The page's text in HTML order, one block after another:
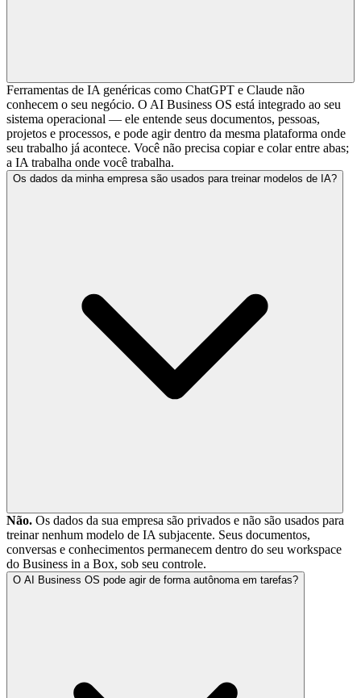
Ferramentas de IA genéricas como ChatGPT e Claude não
conhecem o seu negócio. O AI Business OS está integrado ao seu
sistema operacional — ele entende seus documentos, pessoas,
projetos e processos, e pode agir dentro da mesma plataforma onde
seu trabalho já acontece. Você não precisa copiar e colar entre abas;
a IA trabalha onde você trabalha.
Os dados da minha empresa são usados para treinar modelos de IA?
Não. Os dados da sua empresa são privados e não são usados para
treinar nenhum modelo de IA subjacente. Seus documentos,
conversas e conhecimentos permanecem dentro do seu workspace
do Business in a Box, sob seu controle.
O AI Business OS pode agir de forma autônoma em tarefas?